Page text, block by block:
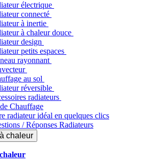
électrique
connecté
à inertie
à chaleur douce
design
petits espaces
rayonnant
au sol
réversible
radiateurs
Chauffage
radiateur idéal en quelques clics
/ Réponses Radiateurs
chaleur